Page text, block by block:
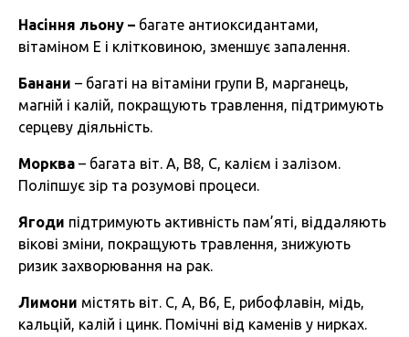
Насіння льону – багате антиоксидантами,
вітаміном Е і клітковиною, зменшує запалення.
Банани – багаті на вітаміни групи В, марганець,
магній і калій, покращують травлення, підтримують
серцеву діяльність.
Морква – багата віт. А, В8, С, калієм і залізом.
Поліпшує зір та розумові процеси.
Ягоди підтримують активність пам’яті, віддаляють
вікові зміни, покращують травлення, знижують
ризик захворювання на рак.
Лимони містять віт. С, А, B6, Е, рибофлавін, мідь,
кальцій, калій і цинк. Помічні від каменів у нирках.